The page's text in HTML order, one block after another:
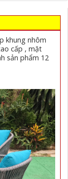
khung nhôm
cấp , mặt
sản phẩm 12